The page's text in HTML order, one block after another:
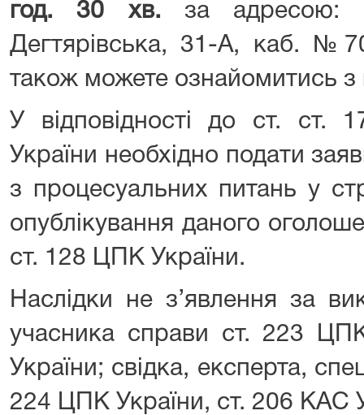
год. 30 хв. за адресою:
Дегтярівська, 31-А, каб.
також можете ознайомитись з
У відповідності до ст.
України необхідно подати
з процесуальних питань у
опублікування даного
ст. 128 ЦПК України.
Наслідки не з’явлення за
учасника справи ст. 223
України; свідка, експерта,
224 ЦПК України, ст. 206 КАС